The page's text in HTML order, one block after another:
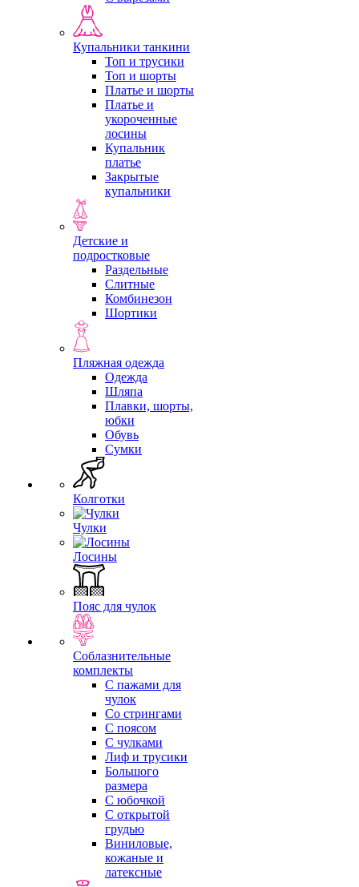
Купальники танкини
Топ и трусики
Топ и шорты
Платье и шорты
Платье и
укороченные
лосины
Купальник
платье
Закрытые
купальники
Детские и
подростковые
Раздельные
Слитные
Комбинезон
Шортики
Пляжная одежда
Одежда
Шляпа
Плавки, шорты,
юбки
Обувь
Сумки
Колготки
Чулки
Лосины
Пояс для чулок
Соблазнительные
комплекты
С пажами для
чулок
Со стрингами
С поясом
С чулками
Лиф и трусики
Большого
размера
С юбочкой
С открытой
грудью
Виниловые,
кожаные и
латексные